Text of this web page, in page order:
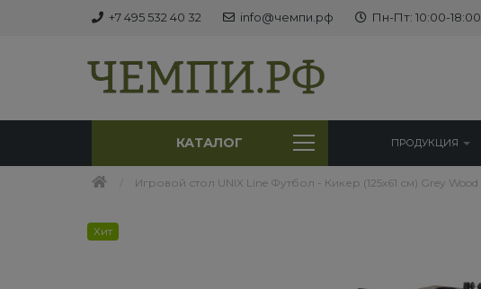
+7 495 532 40 32 info@чемпи.рф Пн-Пт: 10:00-18:00
КАТАЛОГ ПРОДУКЦИЯ
Игровой стол UNIX Line Футбол - Кикер (125х61 см) Grey Wood
Хит